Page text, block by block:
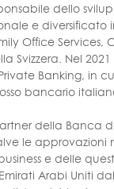
dello
e
Office
Svizzera. Nel
Banking, in
bancario
della Banca
le
e delle
Arabi Uniti